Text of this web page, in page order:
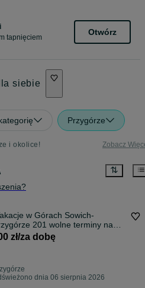
tapnięciem
Otwórz
siebie
Przygórze
i okolice! Zobacz
w Górach Sowich-
201 wolne terminy na
!
zł/za dobę
dnia 06 sierpnia 2026